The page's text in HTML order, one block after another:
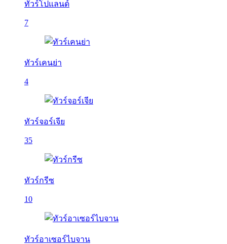
ทัวร์โปแลนด์
7
ทัวร์เคนย่า
4
ทัวร์จอร์เจีย
35
ทัวร์กรีซ
10
ทัวร์อาเซอร์ไบจาน